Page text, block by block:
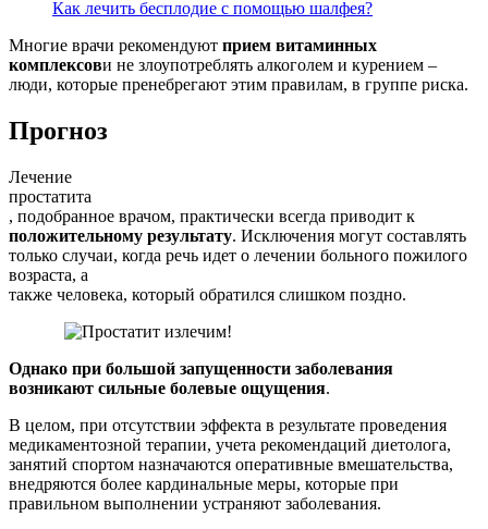
Как лечить бесплодие с помощью шалфея?
Многие врачи рекомендуют прием витаминных
комплексови не злоупотреблять алкоголем и курением –
люди, которые пренебрегают этим правилам, в группе риска.
Прогноз
Лечение
простатита
, подобранное врачом, практически всегда приводит к
положительному результату. Исключения могут составлять
только случаи, когда речь идет о лечении больного пожилого
возраста, а
также человека, который обратился слишком поздно.
Однако при большой запущенности заболевания
возникают сильные болевые ощущения.
В целом, при отсутствии эффекта в результате проведения
медикаментозной терапии, учета рекомендаций диетолога,
занятий спортом назначаются оперативные вмешательства,
внедряются более кардинальные меры, которые при
правильном выполнении устраняют заболевания.